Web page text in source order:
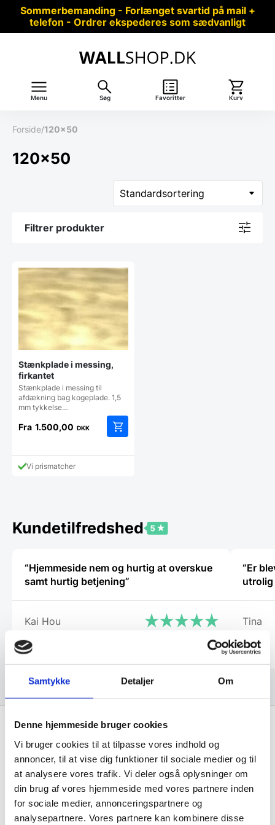
Samtykke Detaljer Om
Denne hjemmeside bruger cookies
Vi bruger cookies til at tilpasse vores indhold og
annoncer, til at vise dig funktioner til sociale medier og til
at analysere vores trafik. Vi deler også oplysninger om
din brug af vores hjemmeside med vores partnere inden
for sociale medier, annonceringspartnere og
analysepartnere. Vores partnere kan kombinere disse
Sommerbemanding - Forlænget svartid på mail +
telefon - Ordrer ekspederes som sædvanligt
Menu Søg Favoritter Kurv
Forside/120x50
120x50
Filtrer produkter
Stænkplade i messing,
firkantet
Stænkplade i messing til
afdækning bag kogeplade. 1,5
mm tykkelse…
Fra 1.500,00 DKK
vare
vælges
på
Vi prismatcher
Kundetilfredshed
“Hjemmeside nem og hurtig at overskue
samt hurtig betjening”
Kai Hou
“Er
utrolig
Tina
Få de bedste tilbud først!
Husk at tilmelde dig vores nyhedsbrev og vær først
til de bedste tilbud. Og bare rolig, vi spammer dig
ikke, men sender kun relevante tilbud og